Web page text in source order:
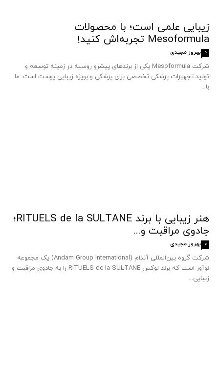
زیبایی علمی است؛ با محصولات
Mesoformula تجربه‌اش کنید!
بهروز مجیدی 0
شرکت Mesoformula یکی از برندهای پیشرو روسیه در زمینه توسعه و
تولید تجهیزات پزشکی تخصصی برای پزشکی و بویژه زیبایی پوست است. ما
با...
هنر زیبایی با برند RITUELS de la SULTANE؛
جادوی مراقبت و...
بهروز مجیدی 0
شرکت گروه بین‌المللی آندام (Andam Group International) یک مجموعه
نوآور است که برند لوکس RITUELS de la SULTANE را به جادوی مراقبت و
زیبایی...